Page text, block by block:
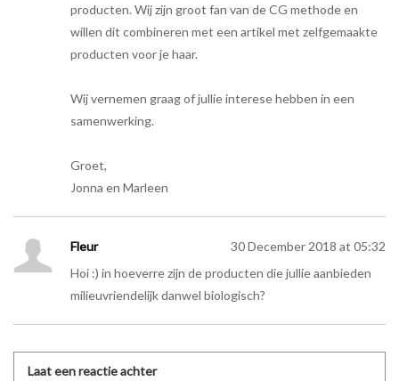
producten. Wij zijn groot fan van de CG methode en
willen dit combineren met een artikel met zelfgemaakte
producten voor je haar.
Wij vernemen graag of jullie interese hebben in een
samenwerking.
Groet,
Jonna en Marleen
Fleur
30 December 2018 at 05:32
Hoi :) in hoeverre zijn de producten die jullie aanbieden
milieuvriendelijk danwel biologisch?
Laat een reactie achter